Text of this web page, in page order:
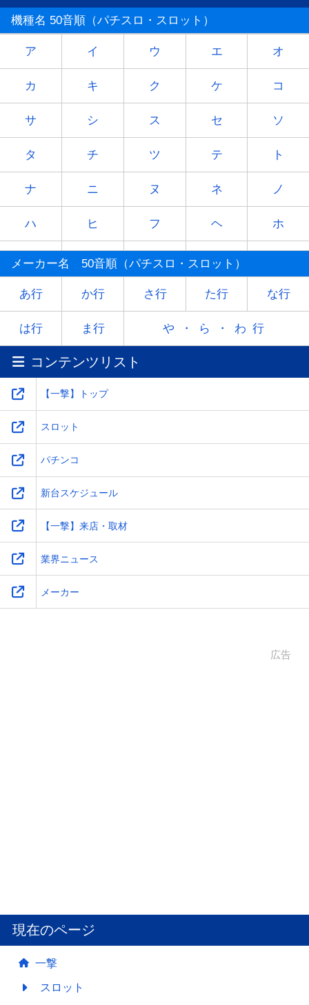
機種名 50音順（パチスロ・スロット）
ア イ ウ エ オ
カ キ ク ケ コ
サ シ ス セ ソ
タ チ ツ テ ト
ナ ニ ヌ ネ ノ
ハ ヒ フ ヘ ホ
マ ミ ム メ
ヤ - ユ - ヨ
ラ リ レ
ワ -
メーカー名 50音順（パチスロ・スロット）
あ行 か行 さ行 た行 な行
は行 ま行 や・ら・わ行
コンテンツリスト
【一撃】トップ
スロット
パチンコ
新台スケジュール
【一撃】来店・取材
業界ニュース
メーカー
広告
現在のページ
一撃
スロット